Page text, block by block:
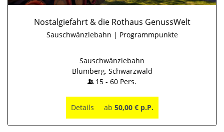
Nostalgiefahrt & die Rothaus GenussWelt
Sauschwänzlebahn | Programmpunkte
Sauschwänzlebahn
Blumberg, Schwarzwald
15 - 60 Pers.
Details ab 50,00 € p.P.